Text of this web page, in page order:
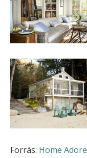
Forrás: Home Adore